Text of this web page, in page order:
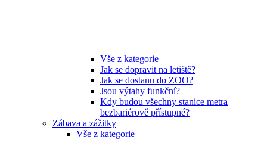
Vše z kategorie
Jak se dopravit na letiště?
Jak se dostanu do ZOO?
Jsou výtahy funkční?
Kdy budou všechny stanice metra
bezbariérově přístupné?
Zábava a zážitky
Vše z kategorie